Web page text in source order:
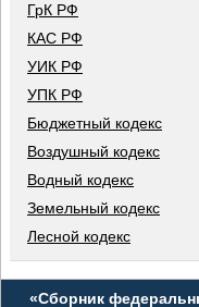
ГрК РФ
КАС РФ
УИК РФ
УПК РФ
Бюджетный кодекс
Воздушный кодекс
Водный кодекс
Земельный кодекс
Лесной кодекс
«Сборник